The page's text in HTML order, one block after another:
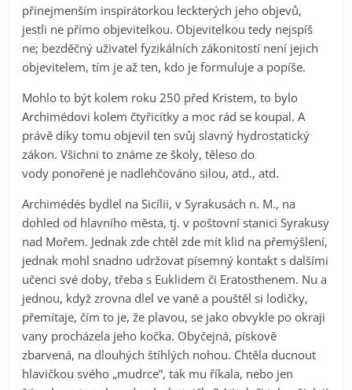
přinejmenším inspirátorkou leckterých jeho objevů,
jestli ne přímo objevitelkou. Objevitelkou tedy nejspíš
ne; bezděčný uživatel fyzikálních zákonitostí není jejich
objevitelem, tím je až ten, kdo je formuluje a popíše.
Mohlo to být kolem roku 250 před Kristem, to bylo
Archimédovi kolem čtyřicítky a moc rád se koupal. A
právě díky tomu objevil ten svůj slavný hydrostatický
zákon. Všichni to známe ze školy, těleso do
vody ponořené je nadlehčováno silou, atd., atd.
Archimédés bydlel na Sicílii, v Syrakusách n. M., na
dohled od hlavního města, tj. v poštovní stanici Syrakusy
nad Mořem. Jednak zde chtěl zde mít klid na přemýšlení,
jednak mohl snadno udržovat písemný kontakt s dalšími
učenci své doby, třeba s Euklidem či Eratosthenem. Nu a
jednou, když zrovna dlel ve vaně a pouštěl si lodičky,
přemítaje, čím to je, že plavou, se jako obvykle po okraji
vany procházela jeho kočka. Obyčejná, pískově
zbarvená, na dlouhých štíhlých nohou. Chtěla ducnout
hlavičkou svého „mudrce“, tak mu říkala, nebo jen